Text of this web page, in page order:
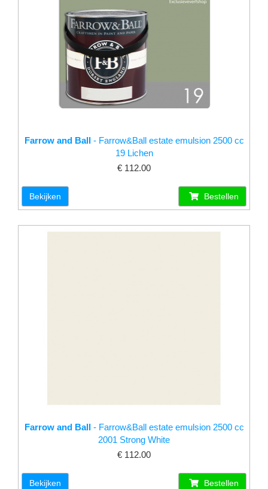
Farrow and Ball- Farrow&Ball estate emulsion 2500 cc
19 Lichen
€ 112.00
Bekijken Bestellen
Farrow and Ball- Farrow&Ball estate emulsion 2500 cc
2001 Strong White
€ 112.00
Bekijken Bestellen